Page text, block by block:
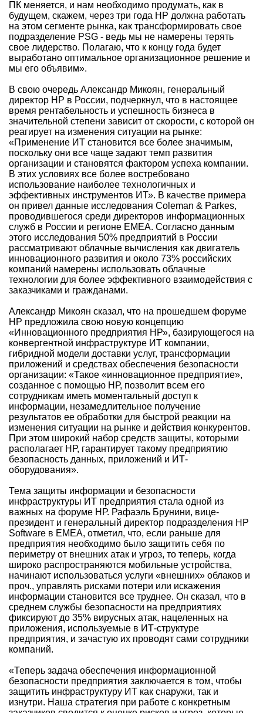
ПК меняется, и нам необходимо продумать, как в
будущем, скажем, через три года НР должна работать
на этом сегменте рынка, как трансформировать свое
подразделение PSG - ведь мы не намерены терять
свое лидерство. Полагаю, что к концу года будет
выработано оптимальное организационное решение и
мы его объявим».
В свою очередь Александр Микоян, генеральный
директор НР в России, подчеркнул, что в настоящее
время рентабельность и успешность бизнеса в
значительной степени зависит от скорости, с которой он
реагирует на изменения ситуации на рынке:
«Применение ИТ становится все более значимым,
поскольку они все чаще задают темп развития
организации и становятся фактором успеха компании.
В этих условиях все более востребовано
использование наиболее технологичных и
эффективных инструментов ИТ». В качестве примера
он привел данные исследования Coleman & Parkes,
проводившегося среди директоров информационных
служб в России и регионе EMEA. Согласно данным
этого исследования 50% предприятий в России
рассматривают облачные вычисления как двигатель
инновационного развития и около 73% российских
компаний намерены использовать облачные
технологии для более эффективного взаимодействия с
заказчиками и гражданами.
Александр Микоян сказал, что на прошедшем форуме
НР предложила свою новую концепцию
«Инновационного предприятия НР», базирующегося на
конвергентной инфраструктуре ИТ компании,
гибридной модели доставки услуг, трансформации
приложений и средствах обеспечения безопасности
организации: «Такое «инновационное предприятие»,
созданное с помощью НР, позволит всем его
сотрудникам иметь моментальный доступ к
информации, незамедлительное получение
результатов ее обработки для быстрой реакции на
изменения ситуации на рынке и действия конкурентов.
При этом широкий набор средств защиты, которыми
располагает НР, гарантирует такому предприятию
безопасность данных, приложений и ИТ-
оборудования».
Тема защиты информации и безопасности
инфраструктуры ИТ предприятия стала одной из
важных на форуме НР. Рафаэль Брунини, вице-
президент и генеральный директор подразделения HP
Software в EMEA, отметил, что, если раньше для
предприятия необходимо было защитить себя по
периметру от внешних атак и угроз, то теперь, когда
широко распространяются мобильные устройства,
начинают использоваться услуги «внешних» облаков и
проч., управлять рисками потери или искажения
информации становится все труднее. Он сказал, что в
среднем службы безопасности на предприятиях
фиксируют до 35% вирусных атак, нацеленных на
приложения, используемые в ИТ-структуре
предприятия, и зачастую их проводят сами сотрудники
компаний.
«Теперь задача обеспечения информационной
безопасности предприятия заключается в том, чтобы
защитить инфраструктуру ИТ как снаружи, так и
изнутри. Наша стратегия при работе с конкретным